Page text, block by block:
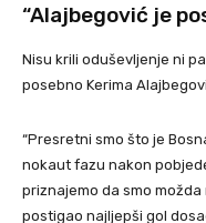
“Alajbegović je
Nisu krili oduševljenje ni
posebno Kerima
“Presretni smo što je
nokaut fazu nakon
priznajemo da smo
postigao najljepši gol